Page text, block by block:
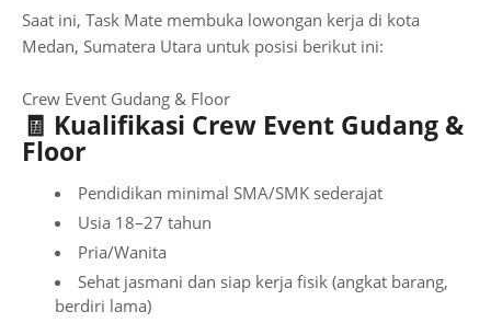
Saat ini, Task Mate membuka lowongan kerja di kota
Medan, Sumatera Utara untuk posisi berikut ini:
Crew Event Gudang & Floor
🧾 Kualifikasi Crew Event Gudang &
Floor
Pendidikan minimal SMA/SMK sederajat
Usia 18–27 tahun
Pria/Wanita
Sehat jasmani dan siap kerja fisik (angkat barang,
berdiri lama)